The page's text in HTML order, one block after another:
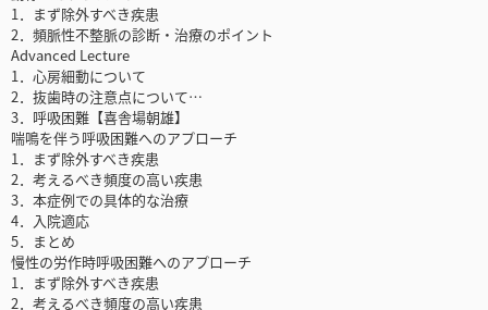
1．まず除外すべき疾患
2．頻脈性不整脈の診断・治療のポイント
Advanced Lecture
1．心房細動について
2．抜歯時の注意点について…
3．呼吸困難【喜舎場朝雄】
喘鳴を伴う呼吸困難へのアプローチ
1．まず除外すべき疾患
2．考えるべき頻度の高い疾患
3．本症例での具体的な治療
4．入院適応
5．まとめ
慢性の労作時呼吸困難へのアプローチ
1．まず除外すべき疾患
2．考えるべき頻度の高い疾患